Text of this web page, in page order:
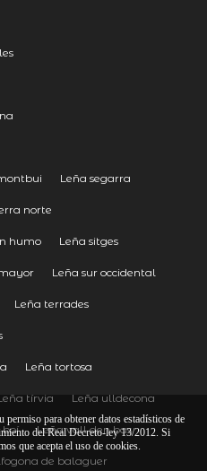
Leña segarra
norte
humo Leña sitges
Leña sur occidental
Leña terrades
Leña tortosa
tírvia Leña ulldecona
boí Leña vall den bas
de balaguer
permiso para obtener datos estadísticos de
del Real Decreto-ley 13/2012. Si
que acepta el uso de cookies.